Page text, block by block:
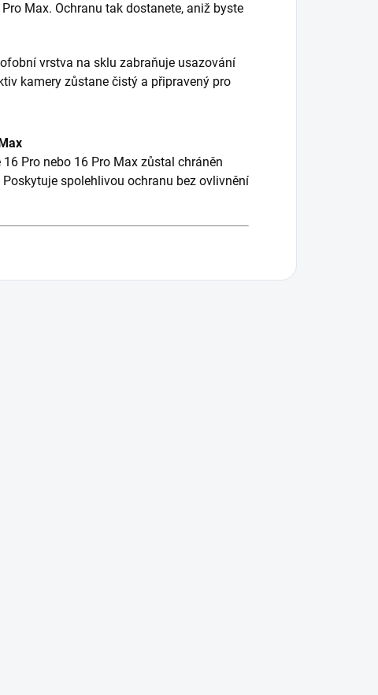
Max. Ochranu tak dostanete, aniž byste
vrstva na sklu zabraňuje usazování
kamery zůstane čistý a připravený pro
Pro nebo 16 Pro Max zůstal chráněn
spolehlivou ochranu bez ovlivnění